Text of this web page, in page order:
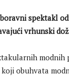
spektakl
vrhunski
obuhvata